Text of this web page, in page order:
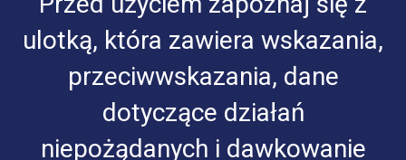
ulotką, która zawiera wskazania,
przeciwwskazania, dane
dotyczące działań
niepożądanych i dawkowanie